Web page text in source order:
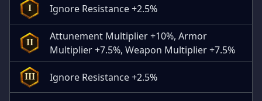
I Ignore Resistance +2.5%
II
Attunement Multiplier +10%, Armor
Multiplier +7.5%, Weapon Multiplier +7.5%
III Ignore Resistance +2.5%